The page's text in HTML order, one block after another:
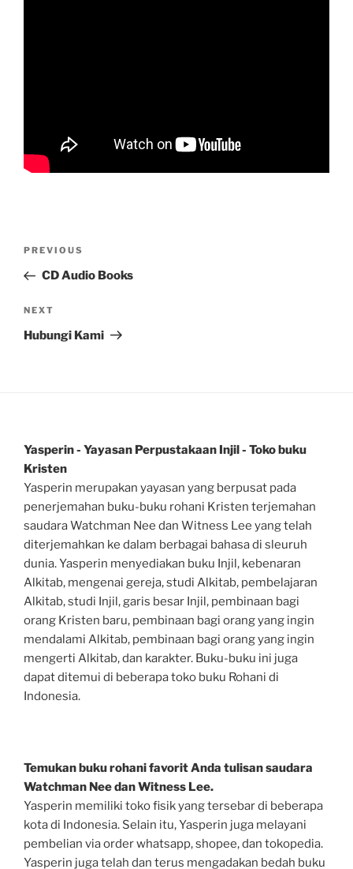
Previous
Post
PREVIOUS
CD Audio Books
Next
Post
NEXT
Hubungi Kami
Yasperin - Yayasan Perpustakaan Injil - Toko buku
Kristen
Yasperin merupakan yayasan yang berpusat pada
penerjemahan buku-buku rohani Kristen terjemahan
saudara Watchman Nee dan Witness Lee yang telah
diterjemahkan ke dalam berbagai bahasa di sleuruh
dunia. Yasperin menyediakan buku Injil, kebenaran
Alkitab, mengenai gereja, studi Alkitab, pembelajaran
Alkitab, studi Injil, garis besar Injil, pembinaan bagi
orang Kristen baru, pembinaan bagi orang yang ingin
mendalami Alkitab, pembinaan bagi orang yang ingin
mengerti Alkitab, dan karakter. Buku-buku ini juga
dapat ditemui di beberapa toko buku Rohani di
Indonesia.
Temukan buku rohani favorit Anda tulisan saudara
Watchman Nee dan Witness Lee.
Yasperin memiliki toko fisik yang tersebar di beberapa
kota di Indonesia. Selain itu, Yasperin juga melayani
pembelian via order whatsapp, shopee, dan tokopedia.
Yasperin juga telah dan terus mengadakan bedah buku